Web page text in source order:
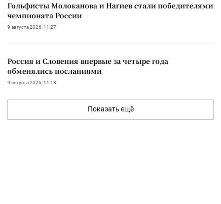
Гольфисты Молоканова и Нагиев стали победителями
чемпионата России
9 августа 2026, 11:27
Россия и Словения впервые за четыре года
обменялись посланиями
9 августа 2026, 11:18
Показать ещё